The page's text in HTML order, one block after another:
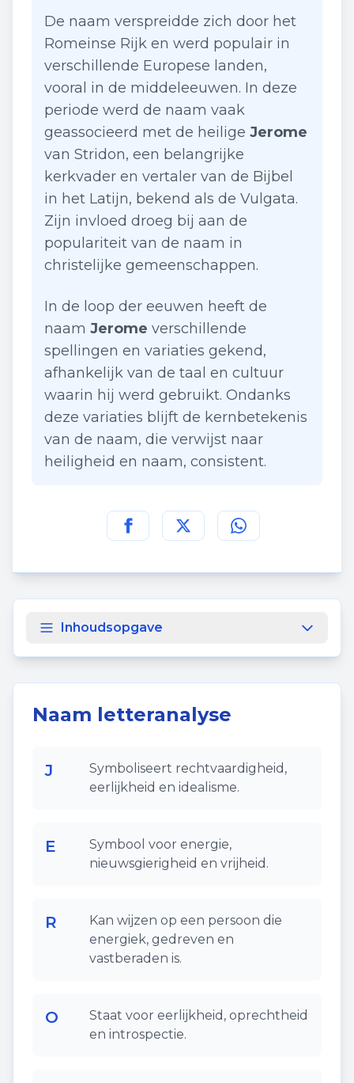
De naam verspreidde zich door het
Romeinse Rijk en werd populair in
verschillende Europese landen,
vooral in de middeleeuwen. In deze
periode werd de naam vaak
geassocieerd met de heilige Jerome
van Stridon, een belangrijke
kerkvader en vertaler van de Bijbel
in het Latijn, bekend als de Vulgata.
Zijn invloed droeg bij aan de
populariteit van de naam in
christelijke gemeenschappen.
In de loop der eeuwen heeft de
naam Jerome verschillende
spellingen en variaties gekend,
afhankelijk van de taal en cultuur
waarin hij werd gebruikt. Ondanks
deze variaties blijft de kernbetekenis
van de naam, die verwijst naar
heiligheid en naam, consistent.
Deel deze pagina op
Deel deze pagina op
Deel deze pagina
Inhoudsopgave
Naam letteranalyse
J
Symboliseert rechtvaardigheid,
eerlijkheid en idealisme.
E
Symbool voor energie,
nieuwsgierigheid en vrijheid.
R
Kan wijzen op een persoon die
energiek, gedreven en
vastberaden is.
O
Staat voor eerlijkheid, oprechtheid
en introspectie.